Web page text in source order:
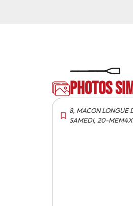
Photos
8, MACON LONGUE
SAMEDI, 20-MEM4X